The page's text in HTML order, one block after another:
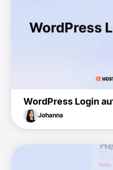
WordPress Login
Johanna